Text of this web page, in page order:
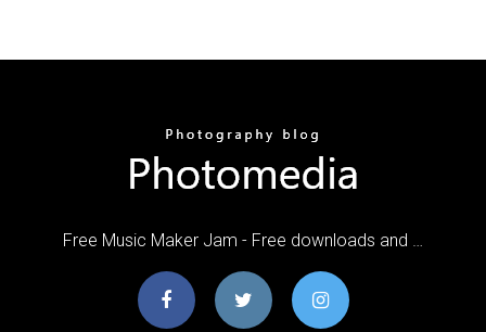
Free Music Maker Jam - Free downloads and …